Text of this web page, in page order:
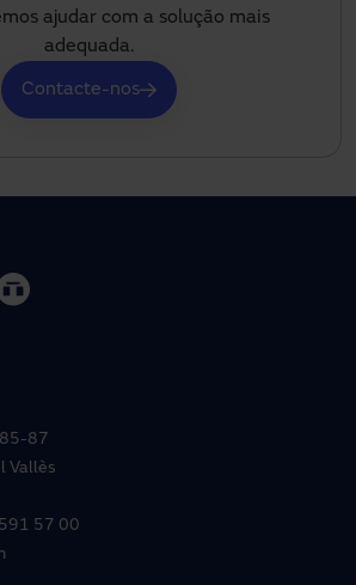
ajudar com a solução mais
adequada.
Contacte-nos
85-87
Vallès
57 00